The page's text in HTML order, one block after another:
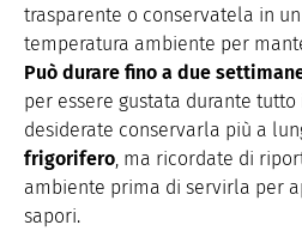
trasparente o conservatela in
temperatura ambiente per
Può durare fino a due
per essere gustata durante
desiderate conservarla più a
frigorifero, ma ricordate di
ambiente prima di servirla per
sapori.